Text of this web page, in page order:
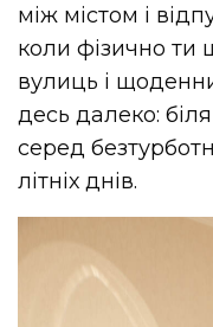
між містом і
коли фізично ти
вулиць і
десь далеко:
серед
літніх днів.